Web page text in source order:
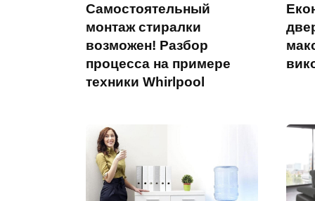
Самостоятельный
монтаж стиралки
возможен! Разбор
процесса на примере
техники Whirlpool